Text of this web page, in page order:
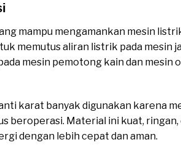
mampu mengamankan mesin
memutus aliran listrik pada mesin
mesin pemotong kain dan mesin
karat banyak digunakan karena
beroperasi. Material ini kuat, ringan,
dengan lebih cepat dan aman.